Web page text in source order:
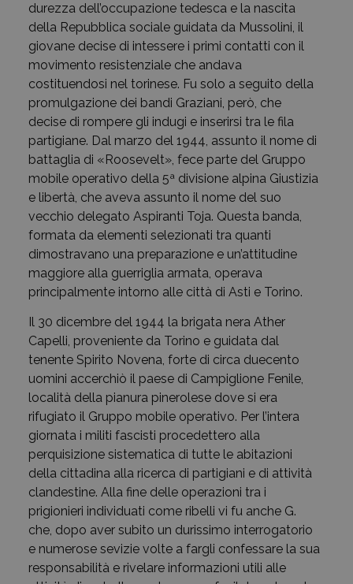
durezza dell’occupazione tedesca e la nascita
della Repubblica sociale guidata da Mussolini, il
giovane decise di intessere i primi contatti con il
movimento resistenziale che andava
costituendosi nel torinese. Fu solo a seguito della
promulgazione dei bandi Graziani, però, che
decise di rompere gli indugi e inserirsi tra le fila
partigiane. Dal marzo del 1944, assunto il nome di
battaglia di «Roosevelt», fece parte del Gruppo
mobile operativo della 5ª divisione alpina Giustizia
e libertà, che aveva assunto il nome del suo
vecchio delegato Aspiranti Toja. Questa banda,
formata da elementi selezionati tra quanti
dimostravano una preparazione e un’attitudine
maggiore alla guerriglia armata, operava
principalmente intorno alle città di Asti e Torino.
Il 30 dicembre del 1944 la brigata nera Ather
Capelli, proveniente da Torino e guidata dal
tenente Spirito Novena, forte di circa duecento
uomini accerchiò il paese di Campiglione Fenile,
località della pianura pinerolese dove si era
rifugiato il Gruppo mobile operativo. Per l’intera
giornata i militi fascisti procedettero alla
perquisizione sistematica di tutte le abitazioni
della cittadina alla ricerca di partigiani e di attività
clandestine. Alla fine delle operazioni tra i
prigionieri individuati come ribelli vi fu anche G.
che, dopo aver subito un durissimo interrogatorio
e numerose sevizie volte a fargli confessare la sua
responsabilità e rivelare informazioni utili alle